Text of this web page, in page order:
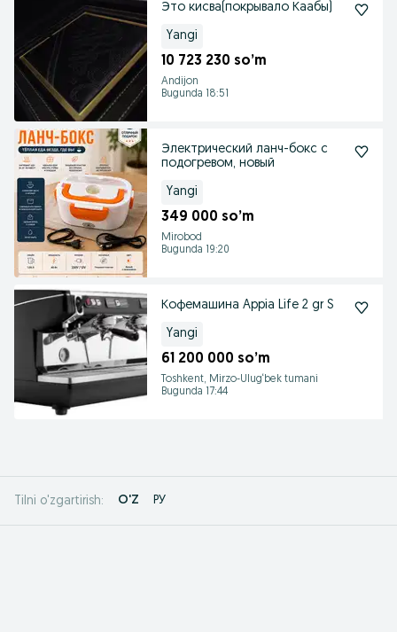
Это кисва(покрывало Каабы)
Yangi
10 723 230 so’m
Andijon
Bugunda 18:51
Электрический ланч-бокс с
подогревом, новый
Yangi
349 000 so’m
Mirobod
Bugunda 19:20
Кофемашина Appia Life 2 gr S
Yangi
61 200 000 so’m
Toshkent, Mirzo-Ulug‘bek tumani
Bugunda 17:44
Tilni o'zgartirish: O'Z РУ